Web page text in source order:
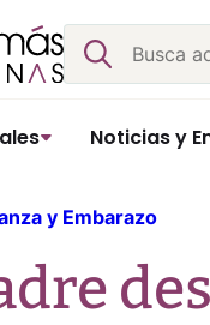
Buscar
Noticias y
y Embarazo